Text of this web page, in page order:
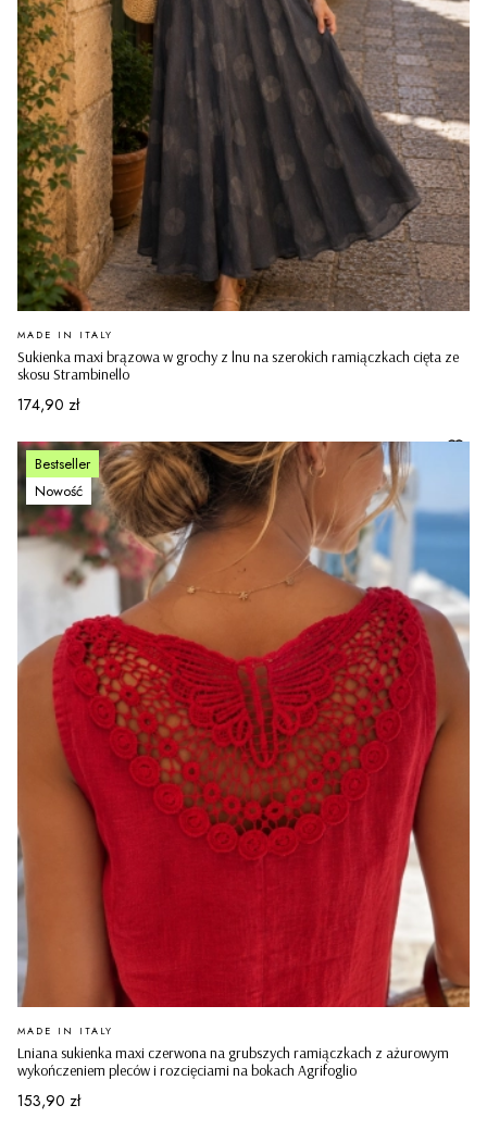
Sukienka maxi brązowa w grochy z lnu na szerokich ramiączkach cięta ze
skosu Strambinello
PRODUCENT
MADE IN ITALY
Cena
174,90 zł
Bestseller
Nowość
Lniana sukienka maxi czerwona na grubszych ramiączkach z ażurowym
wykończeniem pleców i rozcięciami na bokach Agrifoglio
PRODUCENT
MADE IN ITALY
Cena
153,90 zł